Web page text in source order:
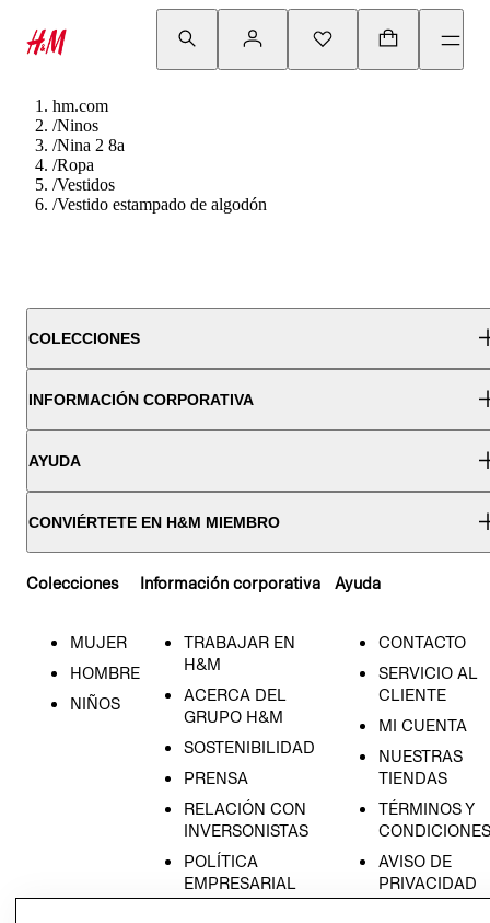
hm.com
/Ninos
/Nina 2 8a
/Ropa
/Vestidos
/Vestido estampado de algodón
COLECCIONES
INFORMACIÓN CORPORATIVA
AYUDA
CONVIÉRTETE EN H&M MIEMBRO
Colecciones
MUJER
HOMBRE
NIÑOS
Información corporativa
TRABAJAR EN
H&M
ACERCA DEL
GRUPO H&M
SOSTENIBILIDAD
PRENSA
RELACIÓN CON
INVERSONISTAS
POLÍTICA
EMPRESARIAL
Ayuda
CONTACTO
SERVICIO AL
CLIENTE
MI CUENTA
NUESTRAS
TIENDAS
TÉRMINOS Y
CONDICIONES
AVISO DE
PRIVACIDAD